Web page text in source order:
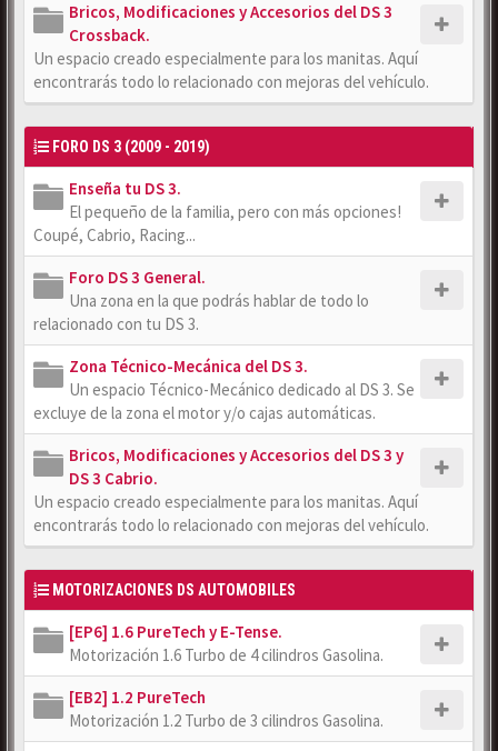
Bricos, Modificaciones y Accesorios del DS 3
Crossback.
Un espacio creado especialmente para los manitas. Aquí
encontrarás todo lo relacionado con mejoras del vehículo.
FORO DS 3 (2009 - 2019)
Enseña tu DS 3.
El pequeño de la familia, pero con más opciones!
Coupé, Cabrio, Racing...
Foro DS 3 General.
Una zona en la que podrás hablar de todo lo
relacionado con tu DS 3.
Zona Técnico-Mecánica del DS 3.
Un espacio Técnico-Mecánico dedicado al DS 3. Se
excluye de la zona el motor y/o cajas automáticas.
Bricos, Modificaciones y Accesorios del DS 3 y
DS 3 Cabrio.
Un espacio creado especialmente para los manitas. Aquí
encontrarás todo lo relacionado con mejoras del vehículo.
MOTORIZACIONES DS AUTOMOBILES
[EP6] 1.6 PureTech y E-Tense.
Motorización 1.6 Turbo de 4 cilindros Gasolina.
[EB2] 1.2 PureTech
Motorización 1.2 Turbo de 3 cilindros Gasolina.